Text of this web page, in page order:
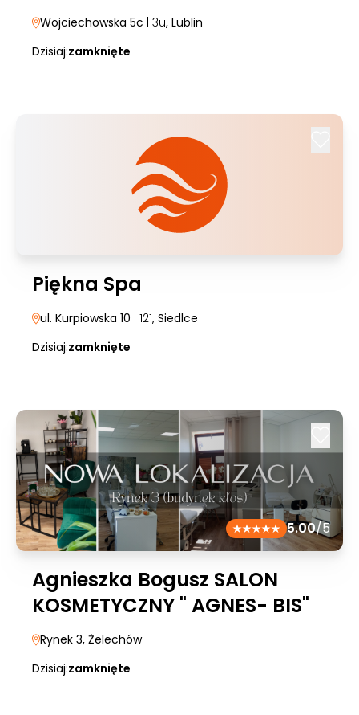
Wojciechowska 5c | 3u, Lublin
Dzisiaj:zamknięte
Piękna Spa
ul. Kurpiowska 10 | 121, Siedlce
Dzisiaj:zamknięte
5.00/5
Agnieszka Bogusz SALON
KOSMETYCZNY " AGNES- BIS"
Rynek 3, Żelechów
Dzisiaj:zamknięte